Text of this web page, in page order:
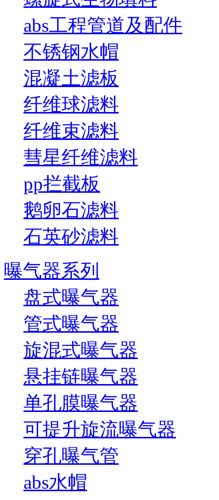
abs工程管道及配件
不锈钢水帽
混凝土滤板
纤维球滤料
纤维束滤料
彗星纤维滤料
pp拦截板
鹅卵石滤料
石英砂滤料
曝气器系列
盘式曝气器
管式曝气器
旋混式曝气器
悬挂链曝气器
单孔膜曝气器
可提升旋流曝气器
穿孔曝气管
abs水帽